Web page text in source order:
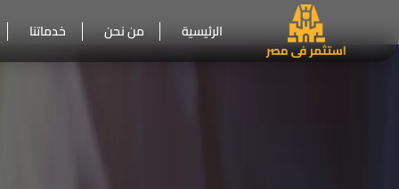
الرئيسية من نحن خدماتنا